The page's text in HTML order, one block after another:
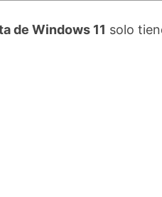
de Windows 11 solo